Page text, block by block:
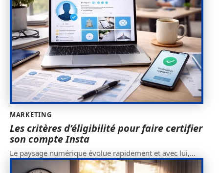
MARKETING
Les critères d’éligibilité pour faire certifier
son compte Insta
Le paysage numérique évolue rapidement et avec lui,…